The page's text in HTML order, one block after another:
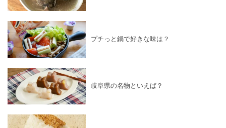
プチっと鍋で好きな味は？
岐阜県の名物といえば？